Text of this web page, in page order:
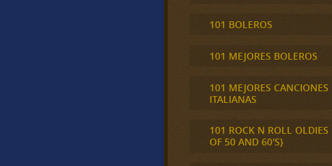
101 BOLEROS
101 MEJORES BOLEROS
101 MEJORES CANCIONES
ITALIANAS
101 ROCK N ROLL OLDIES
OF 50 AND 60'S}